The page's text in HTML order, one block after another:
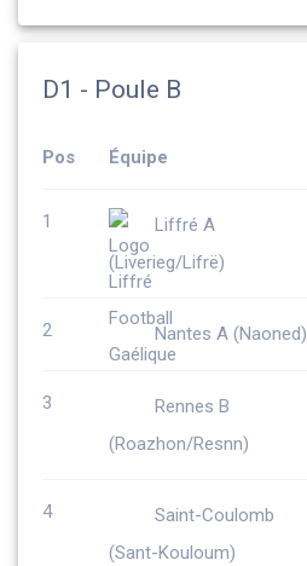
D1 - Poule B
Pos Équipe
1
Liffré A
(Liverieg/Lifrë)
2 Nantes A (Naoned)
3
Rennes B
(Roazhon/Resnn)
4
Saint-Coulomb
(Sant-Kouloum)